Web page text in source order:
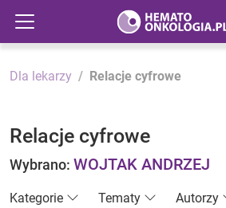
Dla lekarzy Relacje cyfrowe
Relacje cyfrowe
Wybrano: WOJTAK ANDRZEJ
Kategorie Tematy Autorzy